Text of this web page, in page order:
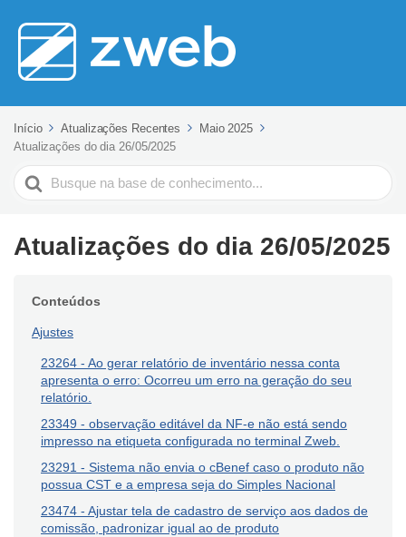
Início Atualizações Recentes
Maio 2025
Atualizações do dia 26/05/2025
Pesquisar
Atualizações do dia 26/05/2025
Conteúdos
Ajustes
23264 - Ao gerar relatório de inventário nessa conta
apresenta o erro: Ocorreu um erro na geração do seu
relatório.
23349 - observação editável da NF-e não está sendo
impresso na etiqueta configurada no terminal Zweb.
23291 - Sistema não envia o cBenef caso o produto não
possua CST e a empresa seja do Simples Nacional
23474 - Ajustar tela de cadastro de serviço aos dados de
comissão, padronizar igual ao de produto